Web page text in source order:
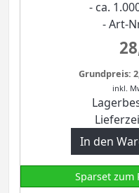
- ca.
- Art-
Grundpreis:
inkl.
In den
Sparset zum